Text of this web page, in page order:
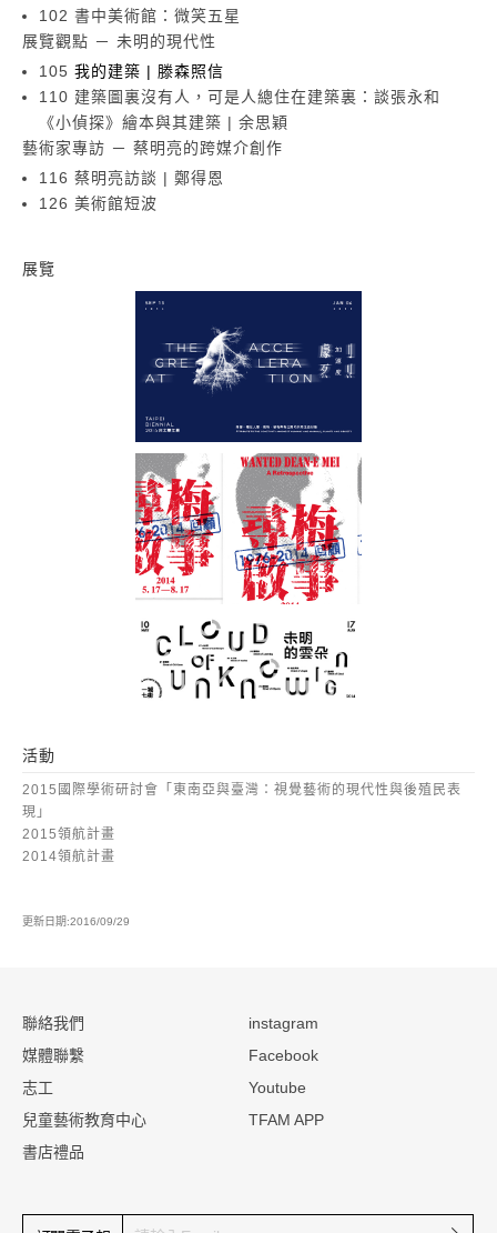
102 書中美術館：微笑五星
展覽觀點 － 未明的現代性
105 我的建築 | 滕森照信
110 建築圖裏沒有人，可是人總住在建築裏：談張永和
《小偵探》繪本與其建築 | 余思穎
藝術家專訪 － 蔡明亮的跨媒介創作
116 蔡明亮訪談 | 鄭得恩
126 美術館短波
展覽
尋梅啟事：1976-
活動
2015國際學術研討會「東南亞與臺灣：視覺藝術的現代性與後殖民表
現」
2015領航計畫
2014領航計畫
更新日期:2016/09/29
聯絡我們
媒體聯繫
志工
兒童藝術教育中心
書店禮品
instagram
Facebook
Youtube
TFAM APP